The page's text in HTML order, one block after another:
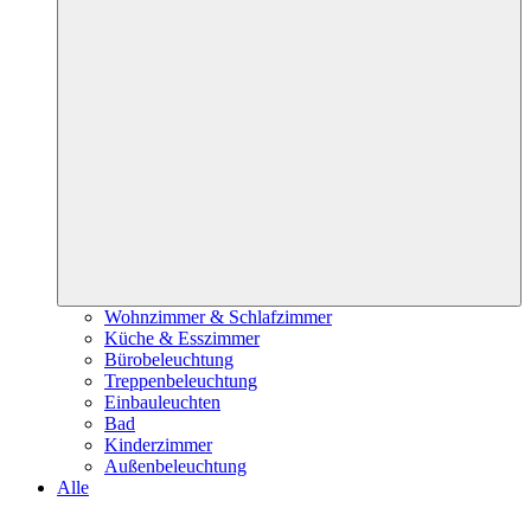
Wohnzimmer & Schlafzimmer
Küche & Esszimmer
Bürobeleuchtung
Treppenbeleuchtung
Einbauleuchten
Bad
Kinderzimmer
Außenbeleuchtung
Alle